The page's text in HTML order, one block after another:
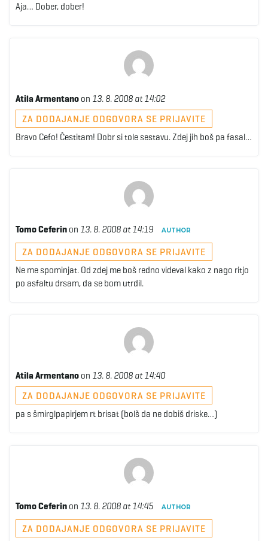
Aja… Dober, dober!
Atila Armentano on 13. 8. 2008 at 14:02
ZA DODAJANJE ODGOVORA SE PRIJAVITE
Bravo Cefo! Čestitam! Dobr si tole sestavu. Zdej jih boš pa fasal…
Tomo Ceferin on 13. 8. 2008 at 14:19 AUTHOR
ZA DODAJANJE ODGOVORA SE PRIJAVITE
Ne me spominjat. Od zdej me boš redno videval kako z nago ritjo
po asfaltu drsam, da se bom utrdil.
Atila Armentano on 13. 8. 2008 at 14:40
ZA DODAJANJE ODGOVORA SE PRIJAVITE
pa s šmirglpapirjem rt brisat (bolš da ne dobiš driske…)
Tomo Ceferin on 13. 8. 2008 at 14:45 AUTHOR
ZA DODAJANJE ODGOVORA SE PRIJAVITE